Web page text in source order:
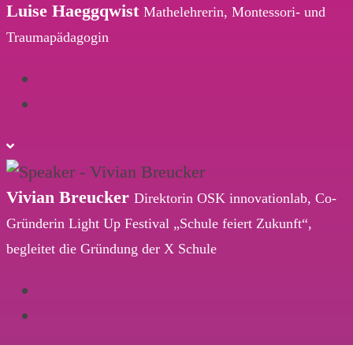
Luise Haeggqwist Mathelehrerin, Montessori- und
Traumapädagogin
Vivian Breucker Direktorin OSK innovationlab, Co-
Gründerin Light Up Festival „Schule feiert Zukunft“,
begleitet die Gründung der X Schule